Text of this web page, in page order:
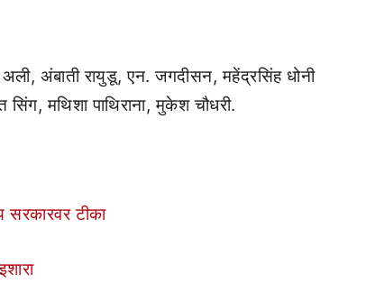
अंबाती रायुडू, एन. जगदीसन, महेंद्रसिंह धोनी
मथिशा पाथिराना, मुकेश चौधरी.
सरकारवर टीका